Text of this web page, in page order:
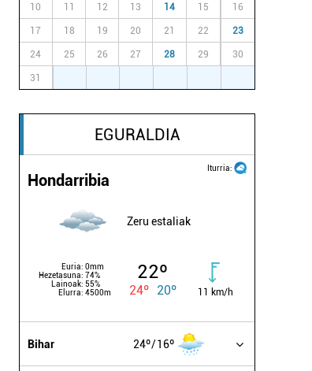
10 11 12 13 14 15 16
17 18 19 20 21 22 23
24 25 26 27 28 29 30
31
EGURALDIA
Iturria:
Hondarribia
Zeru estaliak
Euria: 0mm
Hezetasuna: 74%
Lainoak: 55%
Elurra: 4500m
22º
24º 20º 11 km/h
Bihar 24º 16º